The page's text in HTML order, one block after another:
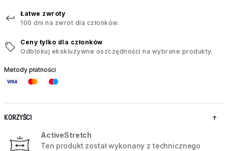
Łatwe zwroty
100 dni na zwrot dla członków.
Ceny tylko dla członków
Odblokuj ekskluzywne oszczędności na wybrane produkty.
Metody płatności
KORZYŚCI
ActiveStretch
Ten produkt został wykonany z technicznego